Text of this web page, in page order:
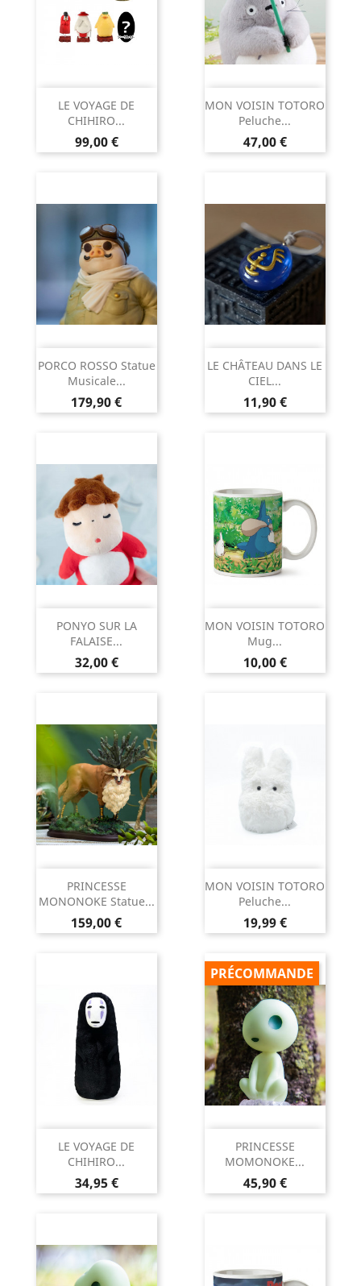
LE VOYAGE DE
CHIHIRO...
Prix
99,00 €
MON VOISIN TOTORO
Peluche...
Prix
47,00 €
PORCO ROSSO Statue
Musicale...
Prix
179,90 €
LE CHÂTEAU DANS LE
CIEL...
Prix
11,90 €
PONYO SUR LA
FALAISE...
Prix
32,00 €
MON VOISIN TOTORO
Mug...
Prix
10,00 €
PRINCESSE
MONONOKE Statue...
Prix
159,00 €
MON VOISIN TOTORO
Peluche...
Prix
19,99 €
LE VOYAGE DE
CHIHIRO...
Prix
34,95 €
PRINCESSE
MOMONOKE...
Prix
45,90 €
PRÉCOMMANDE